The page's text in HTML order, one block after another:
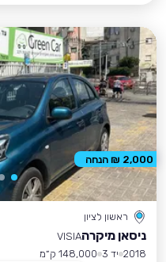
ראשון לציון
ניסאן מיקרהVISIA
2018 יד 3
148,000 ק״מ
2,000 ₪ הנחה